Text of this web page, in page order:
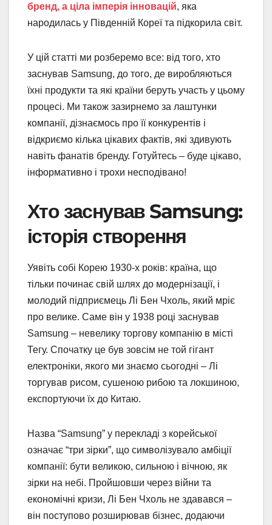
бренд, а ціла імперія інновацій, яка
народилась у Південній Кореї та підкорила світ.
У цій статті ми розберемо все: від того, хто
заснував Samsung, до того, де виробляються
їхні продукти та які країни беруть участь у цьому
процесі. Ми також зазирнемо за лаштунки
компанії, дізнаємось про її конкурентів і
відкриємо кілька цікавих фактів, які здивують
навіть фанатів бренду. Готуйтесь – буде цікаво,
інформативно і трохи несподівано!
Хто заснував Samsung:
історія створення
Уявіть собі Корею 1930-х років: країна, що
тільки починає свій шлях до модернізації, і
молодий підприємець Лі Бен Чхоль, який мріє
про велике. Саме він у 1938 році заснував
Samsung – невелику торгову компанію в місті
Тегу. Спочатку це був зовсім не той гігант
електроніки, якого ми знаємо сьогодні – Лі
торгував рисом, сушеною рибою та локшиною,
експортуючи їх до Китаю.
Назва “Samsung” у перекладі з корейської
означає “три зірки”, що символізувало амбіції
компанії: бути великою, сильною і вічною, як
зірки на небі. Пройшовши через війни та
економічні кризи, Лі Бен Чхоль не здавався –
він поступово розширював бізнес, додаючи